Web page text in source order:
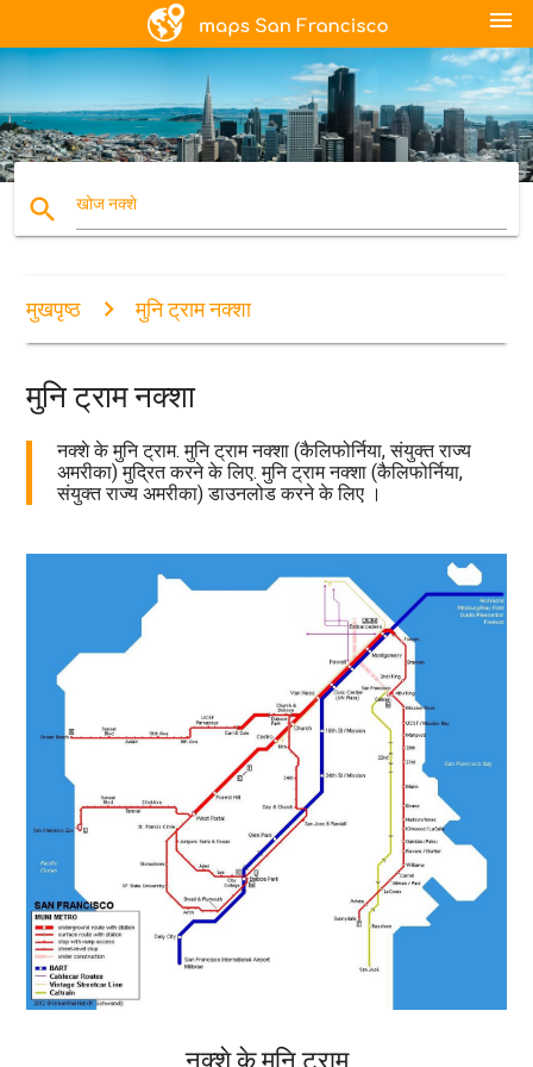
menu
search खोज नक्शे
मुखपृष्ठ मुनि ट्राम नक्शा
मुनि ट्राम नक्शा
नक्शे के मुनि ट्राम. मुनि ट्राम नक्शा (कैलिफोर्निया, संयुक्त राज्य
अमरीका) मुद्रित करने के लिए. मुनि ट्राम नक्शा (कैलिफोर्निया,
संयुक्त राज्य अमरीका) डाउनलोड करने के लिए ।
नक्शे के मुनि ट्राम